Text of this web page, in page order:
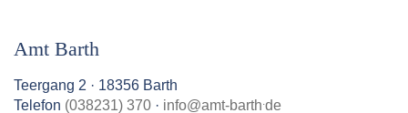
Amt Barth
Teergang 2 · 18356 Barth
Telefon (038231) 370 · info@amt-barth.de